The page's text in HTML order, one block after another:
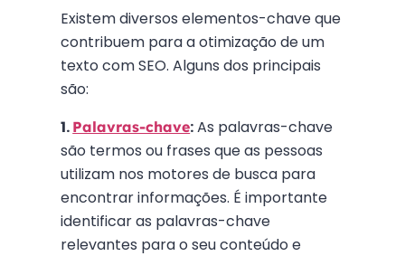
Existem diversos elementos-chave que
contribuem para a otimização de um
texto com SEO. Alguns dos principais
são:
1. Palavras-chave:As palavras-chave
são termos ou frases que as pessoas
utilizam nos motores de busca para
encontrar informações. É importante
identificar as palavras-chave
relevantes para o seu conteúdo e